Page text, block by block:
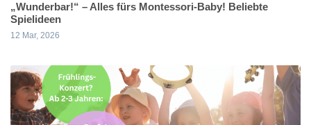
„Wunderbar!“ – Alles fürs Montessori-Baby! Beliebte
Spielideen
12 Mar, 2026